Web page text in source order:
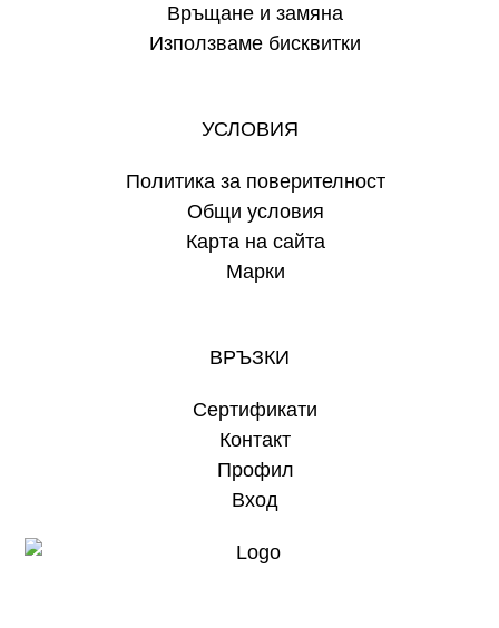
Връщане и замяна
Използваме бисквитки
УСЛОВИЯ
Политика за поверителност
Общи условия
Карта на сайта
Марки
ВРЪЗКИ
Сертификати
Контакт
Профил
Вход